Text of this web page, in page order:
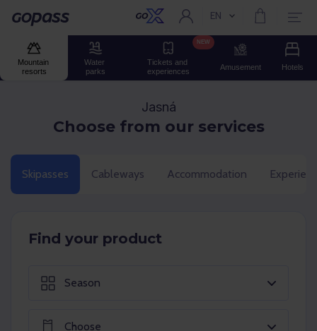
Gopass Current language:
EN
Mountain
resorts
Water
parks
Tickets and
experiences
NEW
Amusement Hotels
Jasná
Choose from our services
Skipasses Cableways Accommodation
Find your product
Season
Choose